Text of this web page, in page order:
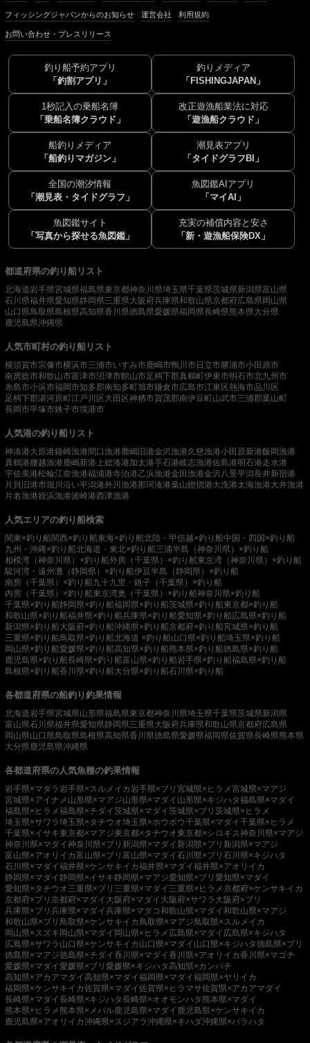
フィッシングジャパンからのお知らせ 運営会社 利用規約
お問い合わせ・プレスリリース
釣り船予約アプリ
「釣割アプリ」
釣りメディア
「FISHINGJAPAN」
1秒記入の乗船名簿
「乗船名簿クラウド」
改正遊漁船業法に対応
「遊漁船クラウド」
船釣りメディア
「船釣りマガジン」
潮見表アプリ
「タイドグラフBI」
全国の潮汐情報
「潮見表・タイドグラフ」
魚図鑑AIアプリ
「マイAI」
魚図鑑サイト
「写真から探せる魚図鑑」
充実の補償内容と安さ
「新・遊漁船保険DX」
都道府県の釣り船リスト
北海道岩手県宮城県福島県東京都神奈川県埼玉県千葉県茨城県新潟県富山県
石川県福井県愛知県静岡県三重県大阪府兵庫県和歌山県京都府広島県岡山県
山口県鳥取県島根県高知県香川県徳島県愛媛県福岡県長崎県熊本県大分県
鹿児島県沖縄県
人気市町村の釣り船リスト
横須賀市宗像市横浜市三浦市いすみ市鹿嶋市鴨川市日立市勝浦市小田原市
南房総市和歌山市富津市沼津市館山市足柄下郡真鶴町伊東市明石市北九州市
糸島市小浜市福岡市知多郡南知多町旭市鎌倉市広島市江東区熱海市品川区
足柄下郡湯河原町江戸川区大田区神栖市賀茂郡南伊豆町山武市三浦郡葉山町
長岡市平塚市銚子市境港市
人気港の釣り船リスト
神湊港大原港鐘崎漁港間口漁港 鹿嶋旧港金沢漁港久慈漁港小田原新港飯岡漁港
真鶴港腰越漁港 鹿嶋新港 上総湊港加太港手石港岐志漁港佐島港明石港走水港
宇佐美港松輪江奈漁港福浦港寺泊港乙浜漁港金田漁港金沢八景平潟長井新宿港
片貝旧港市堀川沿い平潟港外川漁港那珂湊港葉山鐙摺港大洗港太海漁港大井漁港
片名漁港姪浜漁港波崎港西津漁港
人気エリアの釣り船検索
関東×釣り船関西×釣り船東海×釣り船北陸・甲信越×釣り船中国・四国×釣り船
九州・沖縄×釣り船北海道・東北×釣り船三浦半島（神奈川県）×釣り船
相模湾（神奈川県）×釣り船外房（千葉県）×釣り船東京湾（神奈川県）×釣り船
駿河湾・遠州灘（静岡県）×釣り船伊豆半島（静岡県）×釣り船
南房（千葉県）×釣り船九十九里・銚子（千葉県）×釣り船
内房（千葉県）×釣り船東京湾奥（千葉県）×釣り船神奈川県×釣り船
千葉県×釣り船静岡県×釣り船福岡県×釣り船茨城県×釣り船東京都×釣り船
和歌山県×釣り船福井県×釣り船兵庫県×釣り船愛知県×釣り船広島県×釣り船
新潟県×釣り船大阪府×釣り船沖縄県×釣り船京都府×釣り船宮城県×釣り船
三重県×釣り船鳥取県×釣り船北海道 ×釣り船山口県×釣り船埼玉県×釣り船
岡山県×釣り船愛媛県×釣り船高知県×釣り船熊本県×釣り船徳島県×釣り船
鹿児島県×釣り船長崎県×釣り船富山県×釣り船岩手県×釣り船福島県×釣り船
島根県×釣り船香川県×釣り船大分県×釣り船石川県×釣り船
各都道府県の船釣り釣果情報
北海道岩手県宮城県山形県福島県東京都神奈川県埼玉県千葉県茨城県新潟県
富山県石川県福井県愛知県静岡県三重県大阪府兵庫県和歌山県京都府広島県
岡山県山口県鳥取県島根県高知県香川県徳島県愛媛県福岡県佐賀県長崎県熊本県
大分県 鹿児島県沖縄県
各都道府県の人気魚種の釣果情報
岩手県×マダラ 岩手県×スルメイカ 岩手県×ブリ 宮城県×ヒラメ宮城県×マアジ
宮城県×アイナメ 山形県×マアジ山形県×マダイ 山形県×キジハタ福島県×マダイ
福島県×ヒラメ福島県×チダイ茨城県×マダイ茨城県×ブリ 茨城県×ヒラメ
埼玉県×サワラ埼玉県×タチウオ埼玉県×ホウボウ千葉県×マダイ千葉県×ヒラメ
千葉県×イサキ東京都×マアジ東京都×タチウオ東京都×シロギス神奈川県×マアジ
神奈川県×マダイ神奈川県×ブリ 新潟県×マダイ 新潟県×ブリ 新潟県×マアジ
富山県×アオリイカ富山県×ブリ 富山県×マダイ石川県×ブリ 石川県×キジハタ
石川県×マダイ福井県×ケンサキイカ福井県×マダイ福井県×アオリイカ
静岡県×マダイ静岡県×イサキ静岡県×マアジ愛知県×ブリ 愛知県×マダイ
愛知県×タチウオ三重県×ブリ 三重県×マダイ 三重県×ヒラメ京都府×ケンサキイカ
京都府×ブリ 京都府×マダイ 大阪府×マダイ 大阪府×サワラ 大阪府×ブリ
兵庫県×ブリ 兵庫県×マダイ兵庫県×マダコ和歌山県×マダイ和歌山県×マアジ
和歌山県×ブリ 鳥取県×ケンサキイカ 鳥取県×マアジ鳥取県×スルメイカ
岡山県×スズキ岡山県×マダイ 岡山県×ヒラメ 広島県×マダイ 広島県×キジハタ
広島県×サワラ 山口県×ケンサキイカ 山口県×マダイ 山口県×キジハタ徳島県×ブリ
徳島県×マアジ徳島県×チダイ香川県×マダイ香川県×アオリイカ香川県×マゴチ
愛媛県×マダイ愛媛県×ブリ 愛媛県×キジハタ高知県×カンパチ
高知県×アカアマダイ高知県×マダイ福岡県×マダイ福岡県×ヤリイカ
福岡県×ケンサキイカ佐賀県×マダイ佐賀県×ヒラマサ佐賀県×アカアマダイ
長崎県×マダイ長崎県×キジハタ長崎県×オオモンハタ 熊本県×マダイ
熊本県×ヒラメ 熊本県×メバル鹿児島県×マダイ 鹿児島県×ケンサキイカ
鹿児島県×アオリイカ沖縄県×スジアラ沖縄県×キハダ沖縄県×バラハタ